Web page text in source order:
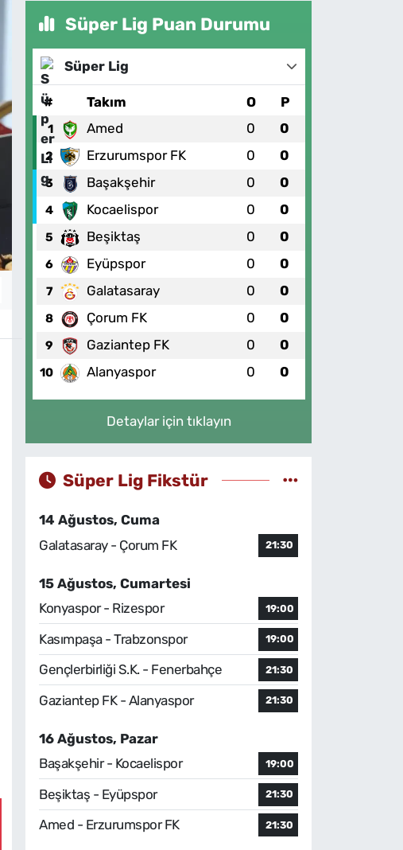
Süper Lig Puan Durumu
Süper Lig
# Takım O P
1 Amed 0 0
2 Erzurumspor FK 0 0
3 Başakşehir 0 0
4 Kocaelispor 0 0
5 Beşiktaş 0 0
6 Eyüpspor 0 0
7 Galatasaray 0 0
8 Çorum FK 0 0
9 Gaziantep FK 0 0
10 Alanyaspor 0 0
Detaylar için tıklayın
Süper Lig Fikstür
14 Ağustos, Cuma
Galatasaray - Çorum FK
21:30
15 Ağustos, Cumartesi
Konyaspor - Rizespor
19:00
Kasımpaşa - Trabzonspor 19:00
Gençlerbirliği S.K. - Fenerbahçe 21:30
Gaziantep FK - Alanyaspor 21:30
16 Ağustos, Pazar
Başakşehir - Kocaelispor
19:00
Beşiktaş - Eyüpspor 21:30
Amed - Erzurumspor FK 21:30